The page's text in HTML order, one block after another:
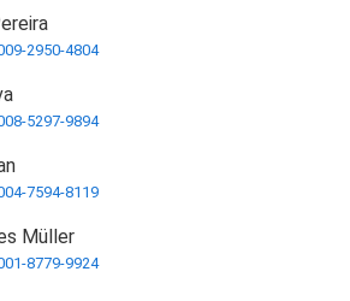
2950-4804
5297-9894
7594-8119
Müller
8779-9924